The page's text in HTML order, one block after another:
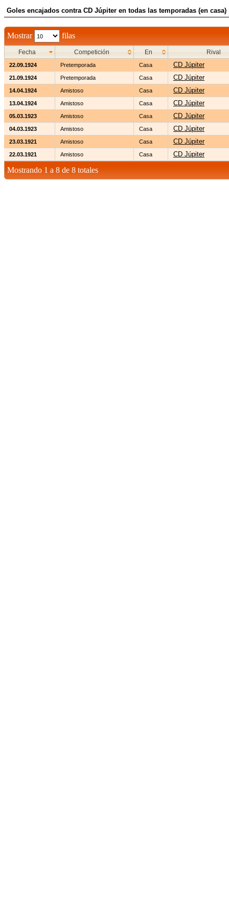
Goles encajados contra CD Júpiter en todas las temporadas (en casa)
Mostrar filas
Fecha Competición En Rival
22.09.1924 Pretemporada Casa CD Júpiter
21.09.1924 Pretemporada Casa CD Júpiter
14.04.1924 Amistoso Casa CD Júpiter
13.04.1924 Amistoso Casa CD Júpiter
05.03.1923 Amistoso Casa CD Júpiter
04.03.1923 Amistoso Casa CD Júpiter
23.03.1921 Amistoso Casa CD Júpiter
22.03.1921 Amistoso Casa CD Júpiter
Mostrando 1 a 8 de 8 totales